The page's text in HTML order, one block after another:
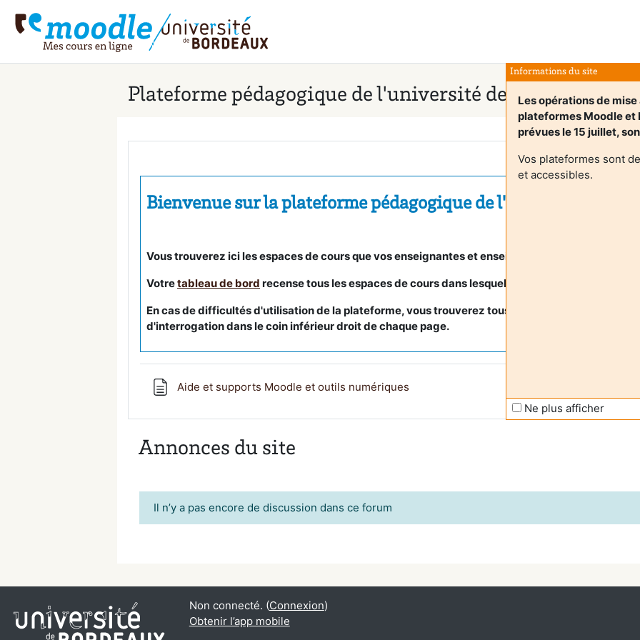
Informations du site
Les opérations de mise
plateformes Moodle et
prévues le 15 juillet,
Vos plateformes sont
et accessibles.
Ne plus afficher
Plateforme pédagogique de l'université de Bordeaux
Bienvenue sur la plateforme pédagogique de l'université de
Vous trouverez ici les espaces de cours que vos enseignantes et enseignants ont mis à votre
Votretableau de bord recense tous les espaces de cours dans lesquels vous êtes inscrit(e).
En cas de difficultés d'utilisation de la plateforme, vous trouverez tous
d'interrogation dans le coin inférieur droit de chaque page.
Aide et supports Moodle et outils numériques
Annonces du site
Il n’y a pas encore de discussion dans ce forum
Non connecté. (Connexion)
Obtenir l’app mobile